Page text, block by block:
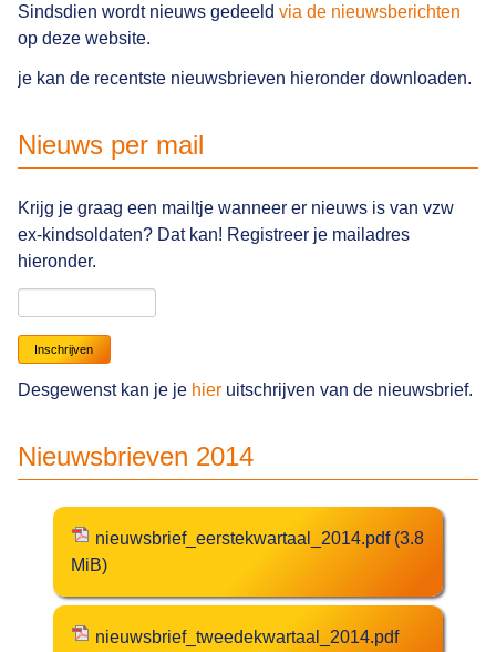
Sindsdien wordt nieuws gedeeld via de nieuwsberichten
op deze website.
je kan de recentste nieuwsbrieven hieronder downloaden.
Nieuws per mail
Krijg je graag een mailtje wanneer er nieuws is van vzw
ex-kindsoldaten? Dat kan! Registreer je mailadres
hieronder.
Desgewenst kan je je hier uitschrijven van de nieuwsbrief.
Nieuwsbrieven 2014
nieuwsbrief_eerstekwartaal_2014.pdf (3.8
MiB)
nieuwsbrief_tweedekwartaal_2014.pdf